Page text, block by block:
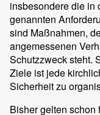
insbesondere die in
genannten
sind Maßnahmen,
angemessenen
Schutzzweck steht.
Ziele ist jede
Sicherheit zu
Bisher gelten schon